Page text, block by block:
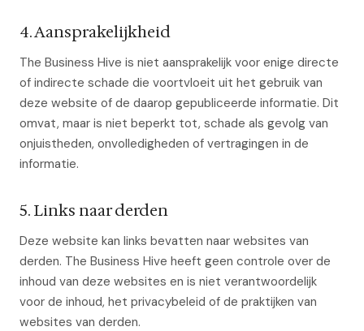
4. Aansprakelijkheid
The Business Hive is niet aansprakelijk voor enige directe
of indirecte schade die voortvloeit uit het gebruik van
deze website of de daarop gepubliceerde informatie. Dit
omvat, maar is niet beperkt tot, schade als gevolg van
onjuistheden, onvolledigheden of vertragingen in de
informatie.
5. Links naar derden
Deze website kan links bevatten naar websites van
derden. The Business Hive heeft geen controle over de
inhoud van deze websites en is niet verantwoordelijk
voor de inhoud, het privacybeleid of de praktijken van
websites van derden.